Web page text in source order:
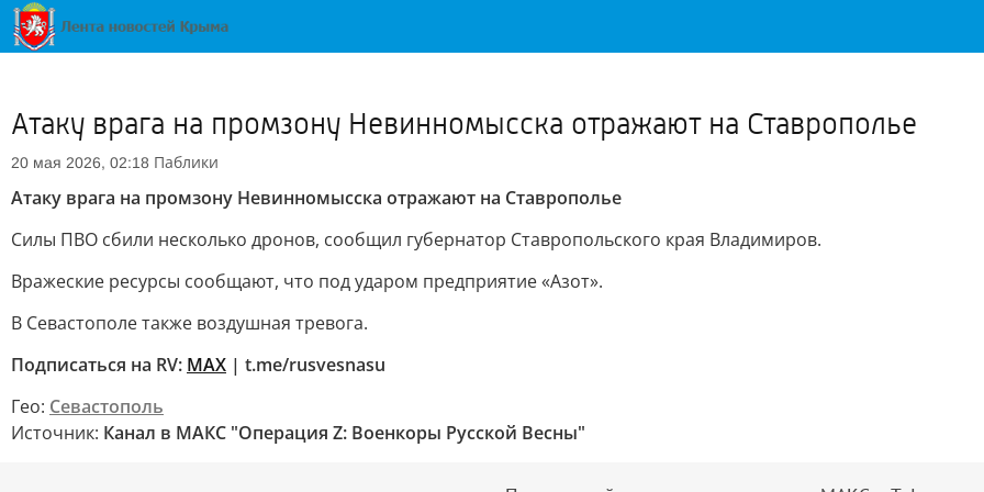
Атаку врага на промзону Невинномысска отражают на Ставрополье
20 мая 2026, 02:18 Паблики
Атаку врага на промзону Невинномысска отражают на Ставрополье
Силы ПВО сбили несколько дронов, сообщил губернатор Ставропольского края Владимиров.
Вражеские ресурсы сообщают, что под ударом предприятие «Азот».
В Севастополе также воздушная тревога.
Подписаться на RV: MAX | t.me/rusvesnasu
Гео: Севастополь
Источник: Канал в МАКС "Операция Z: Военкоры Русской Весны"